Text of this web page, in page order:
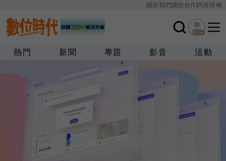
關於我們廣告合作內容授權
熱門 新聞 專題 影音 活動